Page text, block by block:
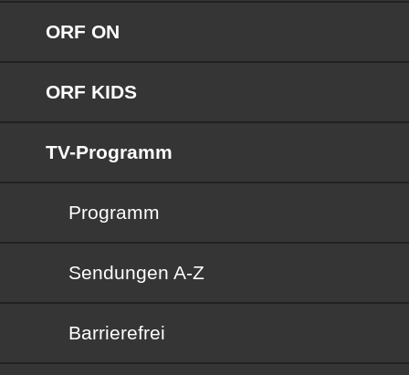
ORF ON
ORF KIDS
TV-Programm
Programm
Sendungen von A bis Z
Sendungen A-Z
Barrierefrei
Barrierefrei